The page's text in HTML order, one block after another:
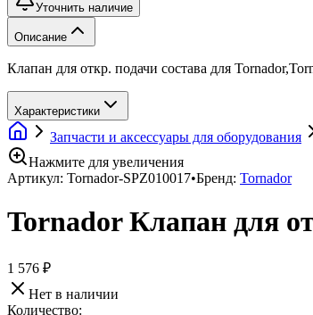
Уточнить наличие
Описание
Клапан для откр. подачи состава для
Характеристики
Запчасти и аксессуары для оборудования
Нажмите для увеличения
Артикул: Tornador-SPZ010017•Бренд: Tornador
Tornador Клапан для
1 576 ₽
Нет в наличии
Количество: